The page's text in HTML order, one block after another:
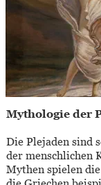
Mythologie der
Die Plejaden sind
der menschlichen
Mythen spielen